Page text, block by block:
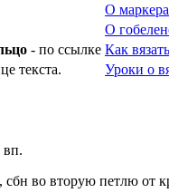
О
О
- по ссылке Как
текста.
Уроки о
вп.
сбн во вторую петлю от